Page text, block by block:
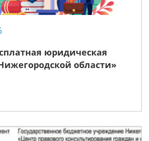
юридическая
области»